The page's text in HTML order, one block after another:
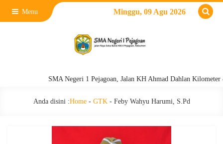
Menu Minggu, 09 Agu 2026
SMA Negeri 1 Pejagoan, Jalan KH Ahmad Dahlan Kilometer
Anda disini :Home- GTK- Feby Wahyu Harumi, S.Pd